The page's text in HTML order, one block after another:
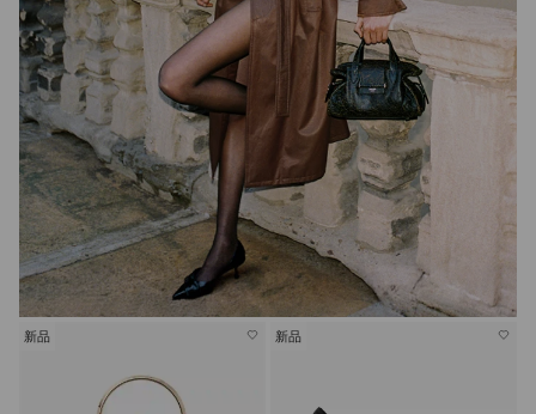
新品 新品